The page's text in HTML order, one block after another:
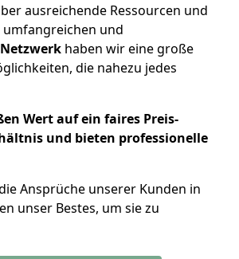
ausreichende Ressourcen und
und
haben wir eine große
die nahezu jedes
Wert auf ein faires Preis-
und bieten professionelle
Ansprüche unserer Kunden in
unser Bestes, um sie zu